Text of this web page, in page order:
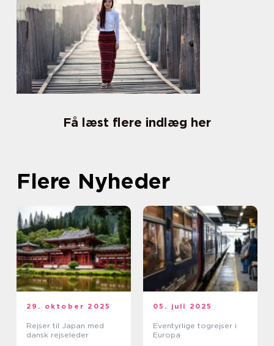
Få læst flere indlæg her
Flere Nyheder
29. oktober 2025
Rejser til Japan med
dansk rejseleder
05. juli 2025
Eventyrlige togrejser i
Europa